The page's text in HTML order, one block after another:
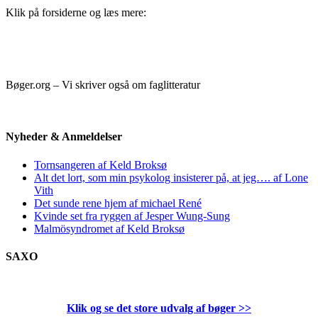
Klik på forsiderne og læs mere:
Bøger.org – Vi skriver også om faglitteratur
Nyheder & Anmeldelser
Tornsangeren af Keld Broksø
Alt det lort, som min psykolog insisterer på, at jeg…. af Lone
Vith
Det sunde rene hjem af michael René
Kvinde set fra ryggen af Jesper Wung-Sung
Malmösyndromet af Keld Broksø
SAXO
Klik og se det store udvalg af bøger >>